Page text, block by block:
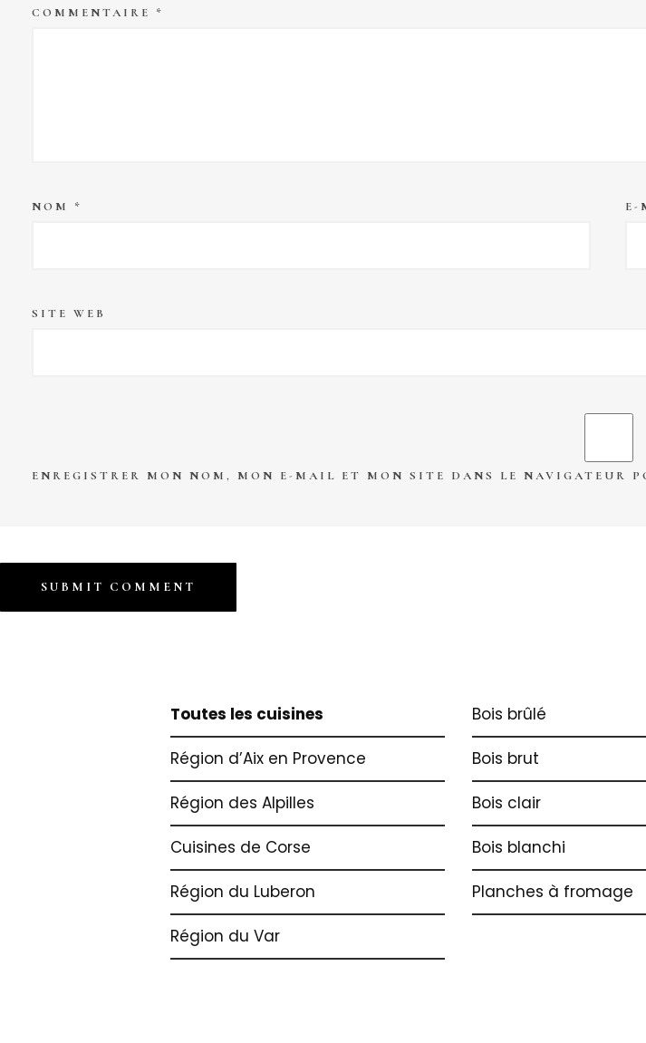
COMMENTAIRE *
NOM * E-
SITE WEB
ENREGISTRER MON NOM, MON E-MAIL ET MON SITE DANS LE NAVIGATEUR
Toutes les cuisines
Région d’Aix en Provence
Région des Alpilles
Cuisines de Corse
Région du Luberon
Région du Var
Bois brûlé
Bois brut
Bois clair
Bois blanchi
Planches à fromage